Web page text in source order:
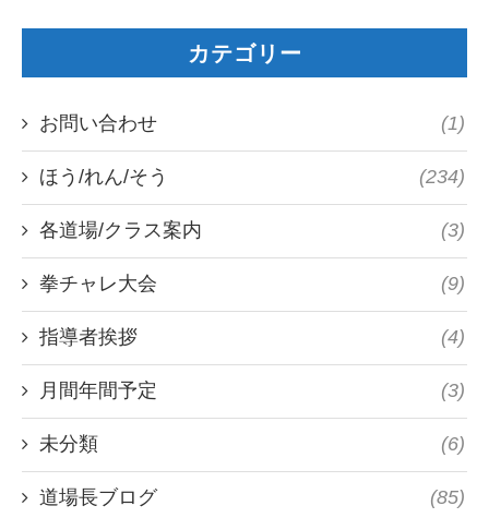
カテゴリー
お問い合わせ (1)
ほう/れん/そう (234)
各道場/クラス案内 (3)
拳チャレ大会 (9)
指導者挨拶 (4)
月間年間予定 (3)
未分類 (6)
道場長ブログ (85)